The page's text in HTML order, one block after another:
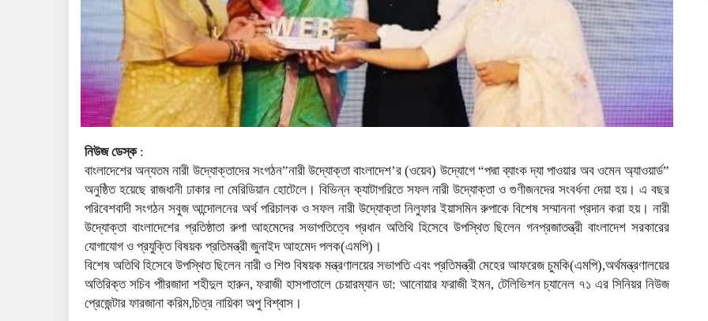
নিউজ ডেস্ক:
বাংলাদেশের অন্যতম নারী উদ্যোক্তাদের সংগঠন”নারী উদ্যোক্তা বাংলাদেশ’র (ওয়েব) উদ্যোগে “পদ্মা ব্যাংক দ্যা পাওয়ার অব ওমেন অ্যাওয়ার্ড”
অনুষ্ঠিত হয়েছে রাজধানী ঢাকার লা মেরিডিয়ান হোটেলে। বিভিন্ন ক্যাটাগরিতে সফল নারী উদ্যোক্তা ও গুণীজনদের সংবর্ধনা দেয়া হয়। এ বছর
পরিবেশবাদী সংগঠন সবুজ আন্দোলনের অর্থ পরিচালক ও সফল নারী উদ্যোক্তা নিলুফার ইয়াসমিন রুপাকে বিশেষ সম্মাননা প্রদান করা হয়। নারী
উদ্যোক্তা বাংলাদেশের প্রতিষ্ঠাতা রুপা আহমেদের সভাপতিত্বে প্রধান অতিথি হিসেবে উপস্থিত ছিলেন গনপ্রজাতন্ত্রী বাংলাদেশ সরকারের
যোগাযোগ ও প্রযুক্তি বিষয়ক প্রতিমন্ত্রী জুনাইদ আহমেদ পলক(এমপি)।
বিশেষ অতিথি হিসেবে উপস্থিত ছিলেন নারী ও শিশু বিষয়ক মন্ত্রণালয়ের সভাপতি এবং প্রতিমন্ত্রী মেহের আফরেজ চুমকি(এমপি),অর্থমন্ত্রণালয়ের
অতিরিক্ত সচিব পাীরজাদা শহীদুল হারুন, ফরাজী হাসপাতালে চেয়ারম্যান ডা: আনোয়ার ফরাজী ইমন, টেলিভিশন চ্যানেল ৭১ এর সিনিয়র নিউজ
প্রেজেন্টার ফারজানা করিম,চিত্র নায়িকা অপু বিশ্বাস।